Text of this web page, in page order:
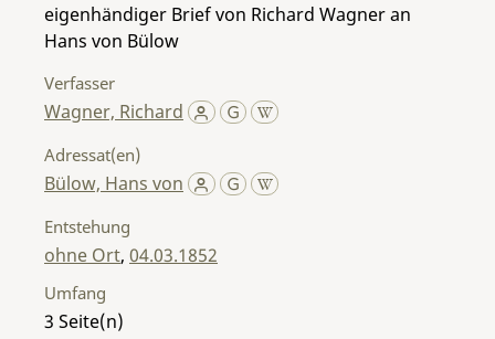
eigenhändiger Brief von Richard Wagner an
Hans von Bülow
Verfasser
Wagner, Richard
Adressat(en)
Bülow, Hans von
Entstehung
ohne Ort, 04.03.1852
Umfang
3